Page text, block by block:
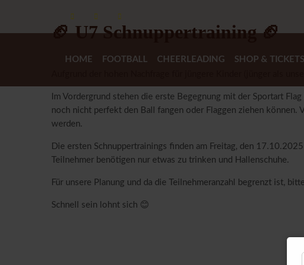
HOME FOOTBALL CHEERLEADING SHOP & TICKETS
🏈 U7 Schnuppertraining 🏈
Im Vordergrund stehen die erste Begegnung mit der Sportart
noch nicht perfekt den Ball fangen oder Flaggen ziehen
werden.
Die ersten Schnuppertrainings finden am Freitag, den
Teilnehmer benötigen nur etwas zu trinken und Hallenschuhe.
Für unsere Planung und da die Teilnehmeranzahl begrenzt ist,
Schnell sein lohnt sich 😊